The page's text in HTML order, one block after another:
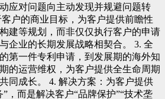
应对问题向主动发现并规避问题转
户的商业目标，为客户提供前瞻性
建等规划，而非仅仅执行客户的申请
企业的长期发展战略相契合。 3. 全
第一件专利申请，到发展期的海外知
的运营维权，为客户提供全生命周期
同成长。 4. 解决方案：为客户提供
，而是解决客户“品牌保护”“技术垄